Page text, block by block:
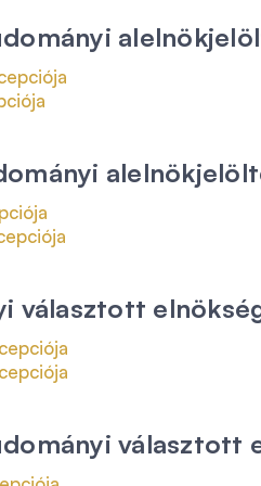
választott
választott